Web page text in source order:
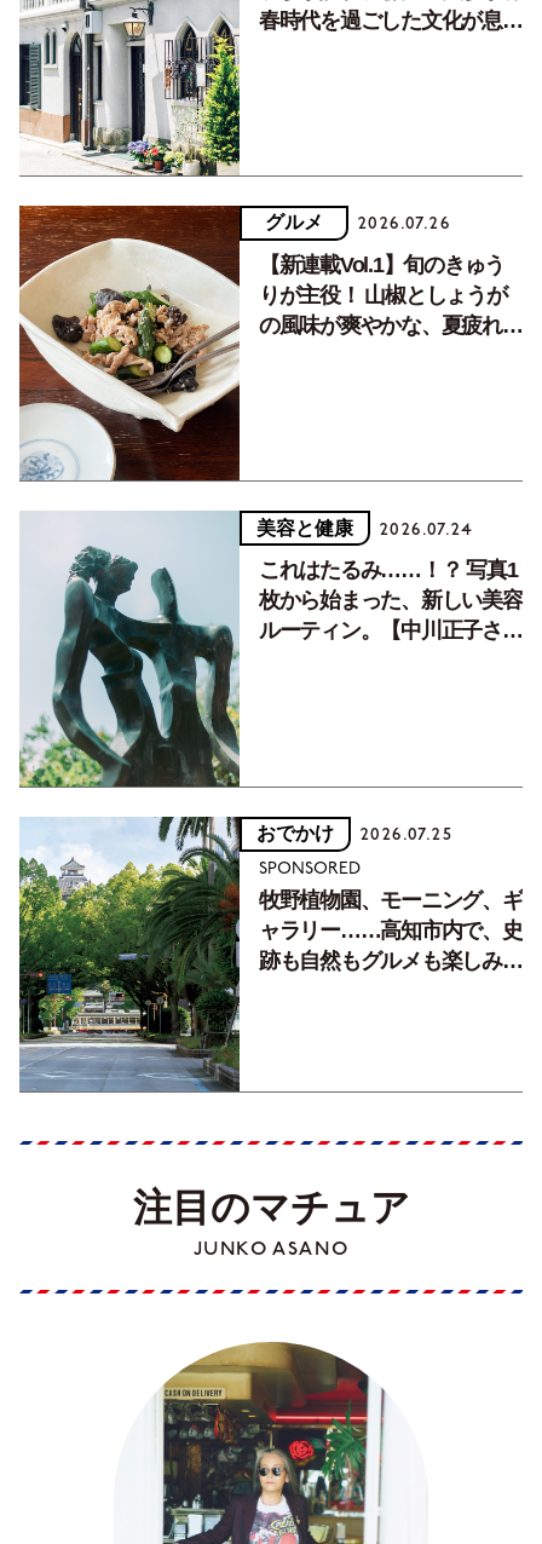
春時代を過ごした文化が息づ
グルメ 2026.07.26
【新連載Vol.1】旬のきゅう
りが主役！ 山椒としょうが
の風味が爽やかな、夏疲れを
美容と健康 2026.07.24
これはたるみ……！？ 写真1
枚から始まった、新しい美容
ルーティン。【中川正子さん
おでかけ 2026.07.25
SPONSORED
牧野植物園、モーニング、ギ
ャラリー……高知市内で、史
跡も自然もグルメも楽しみ尽
注目のマチュア
JUNKO ASANO